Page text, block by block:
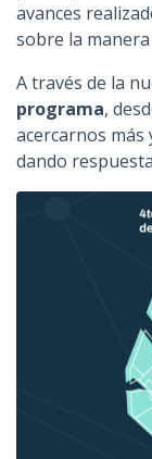
avances
sobre la
A través de la
programa,
acercarnos
dando